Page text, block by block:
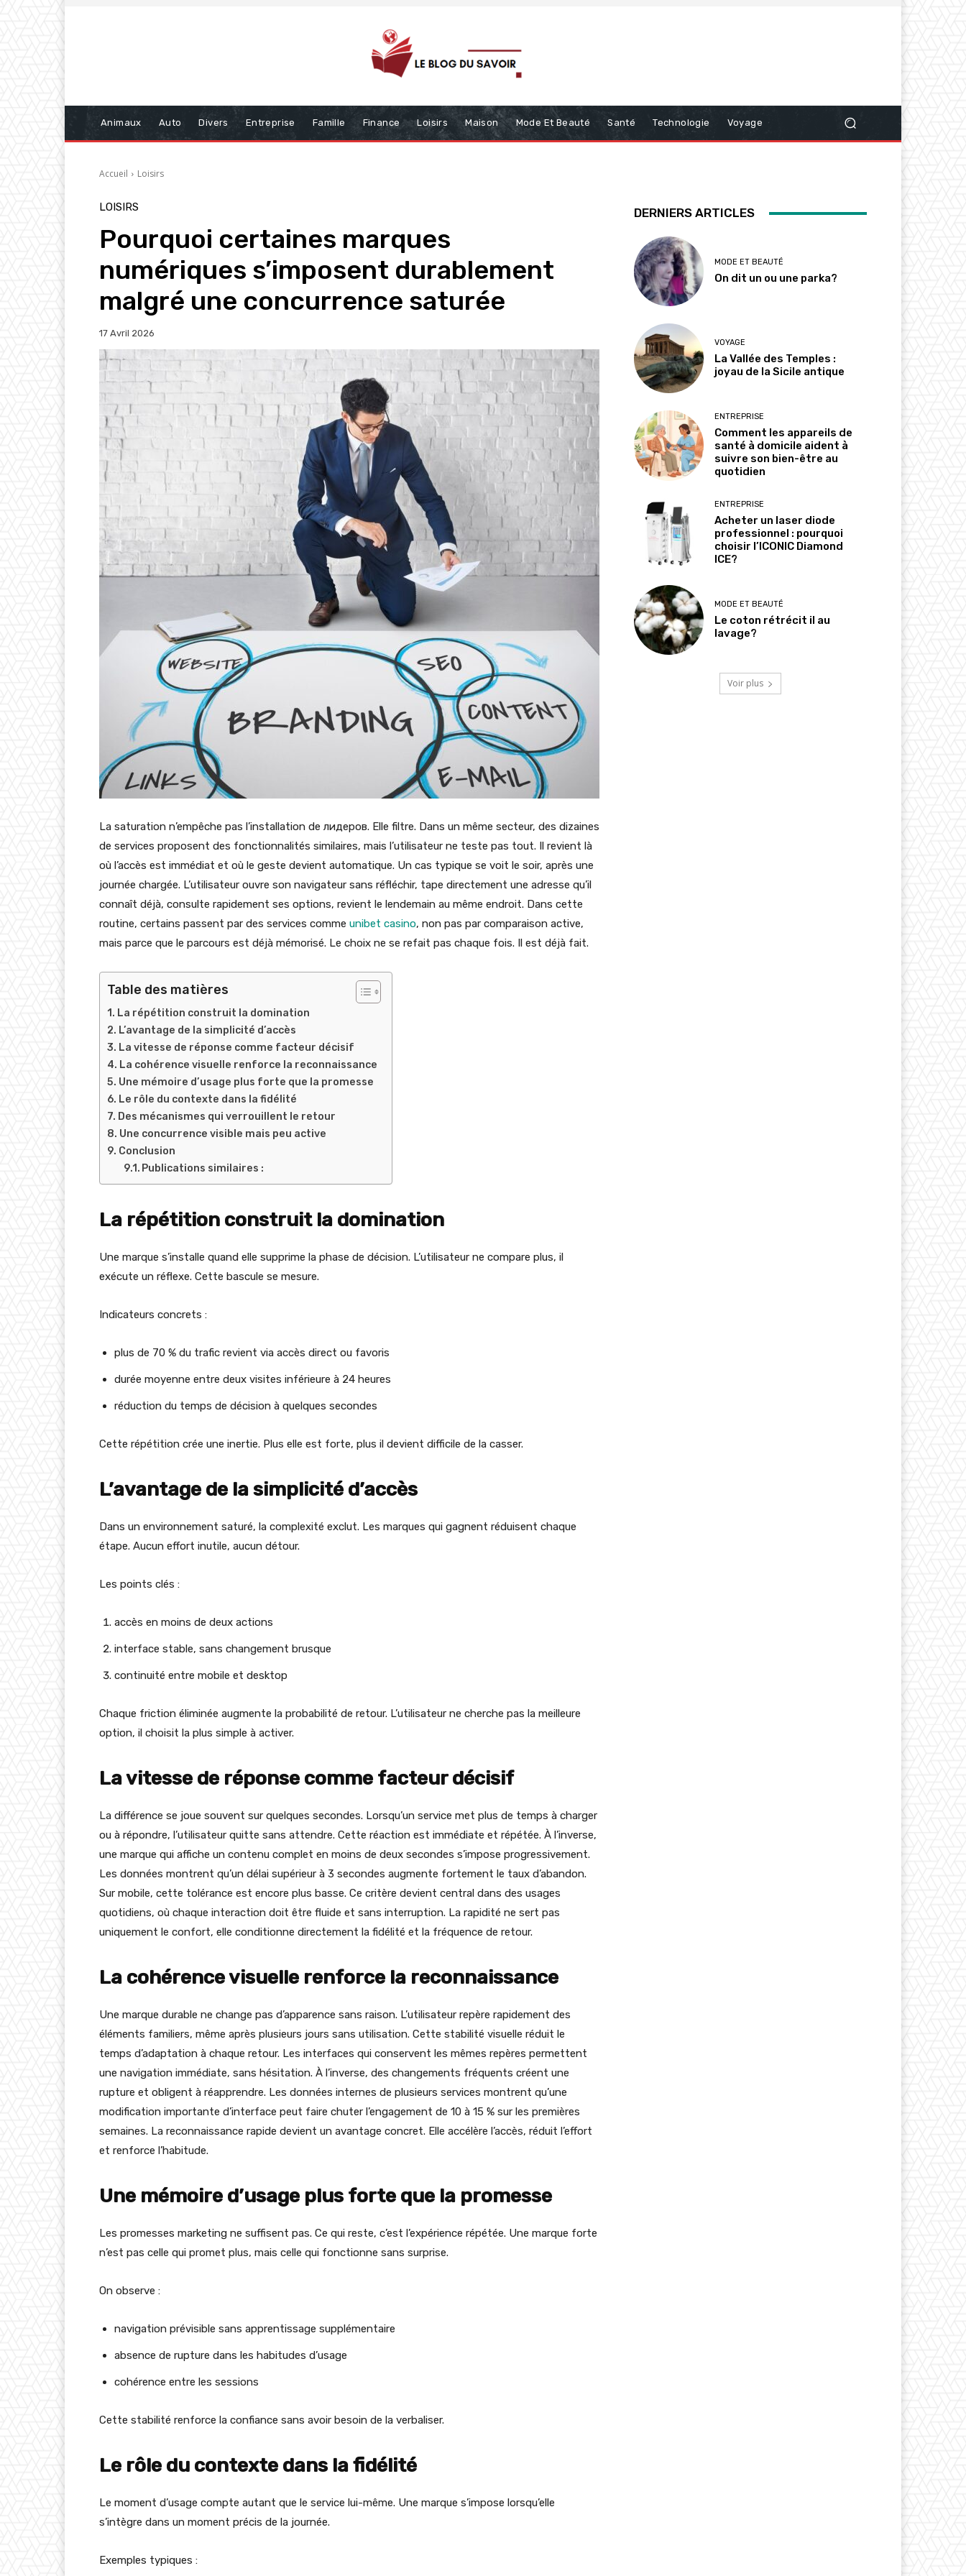
Animaux Auto Divers Entreprise Famille Finance Loisirs Maison Mode Et Beauté Santé Technologie Voyage
Accueil Loisirs
LOISIRS
Pourquoi certaines marques
numériques s’imposent durablement
malgré une concurrence saturée
17 Avril 2026
La saturation n’empêche pas l’installation de лидеров. Elle filtre. Dans un même secteur, des dizaines
de services proposent des fonctionnalités similaires, mais l’utilisateur ne teste pas tout. Il revient là
où l’accès est immédiat et où le geste devient automatique. Un cas typique se voit le soir, après une
journée chargée. L’utilisateur ouvre son navigateur sans réfléchir, tape directement une adresse qu’il
connaît déjà, consulte rapidement ses options, revient le lendemain au même endroit. Dans cette
routine, certains passent par des services comme unibet casino, non pas par comparaison active,
mais parce que le parcours est déjà mémorisé. Le choix ne se refait pas chaque fois. Il est déjà fait.
Table des matières
La répétition construit la domination
L’avantage de la simplicité d’accès
La vitesse de réponse comme facteur décisif
La cohérence visuelle renforce la reconnaissance
Une mémoire d’usage plus forte que la promesse
Le rôle du contexte dans la fidélité
Des mécanismes qui verrouillent le retour
Une concurrence visible mais peu active
Conclusion
Publications similaires :
La répétition construit la domination
Une marque s’installe quand elle supprime la phase de décision. L’utilisateur ne compare plus, il
exécute un réflexe. Cette bascule se mesure.
Indicateurs concrets :
plus de 70 % du trafic revient via accès direct ou favoris
durée moyenne entre deux visites inférieure à 24 heures
réduction du temps de décision à quelques secondes
Cette répétition crée une inertie. Plus elle est forte, plus il devient difficile de la casser.
L’avantage de la simplicité d’accès
Dans un environnement saturé, la complexité exclut. Les marques qui gagnent réduisent chaque
étape. Aucun effort inutile, aucun détour.
Les points clés :
accès en moins de deux actions
interface stable, sans changement brusque
continuité entre mobile et desktop
Chaque friction éliminée augmente la probabilité de retour. L’utilisateur ne cherche pas la meilleure
option, il choisit la plus simple à activer.
La vitesse de réponse comme facteur décisif
La différence se joue souvent sur quelques secondes. Lorsqu’un service met plus de temps à charger
ou à répondre, l’utilisateur quitte sans attendre. Cette réaction est immédiate et répétée. À l’inverse,
une marque qui affiche un contenu complet en moins de deux secondes s’impose progressivement.
Les données montrent qu’un délai supérieur à 3 secondes augmente fortement le taux d’abandon.
Sur mobile, cette tolérance est encore plus basse. Ce critère devient central dans des usages
quotidiens, où chaque interaction doit être fluide et sans interruption. La rapidité ne sert pas
uniquement le confort, elle conditionne directement la fidélité et la fréquence de retour.
La cohérence visuelle renforce la reconnaissance
Une marque durable ne change pas d’apparence sans raison. L’utilisateur repère rapidement des
éléments familiers, même après plusieurs jours sans utilisation. Cette stabilité visuelle réduit le
temps d’adaptation à chaque retour. Les interfaces qui conservent les mêmes repères permettent
une navigation immédiate, sans hésitation. À l’inverse, des changements fréquents créent une
rupture et obligent à réapprendre. Les données internes de plusieurs services montrent qu’une
modification importante d’interface peut faire chuter l’engagement de 10 à 15 % sur les premières
semaines. La reconnaissance rapide devient un avantage concret. Elle accélère l’accès, réduit l’effort
et renforce l’habitude.
Une mémoire d’usage plus forte que la promesse
Les promesses marketing ne suffisent pas. Ce qui reste, c’est l’expérience répétée. Une marque forte
n’est pas celle qui promet plus, mais celle qui fonctionne sans surprise.
On observe :
navigation prévisible sans apprentissage supplémentaire
absence de rupture dans les habitudes d’usage
cohérence entre les sessions
Cette stabilité renforce la confiance sans avoir besoin de la verbaliser.
Le rôle du contexte dans la fidélité
Le moment d’usage compte autant que le service lui-même. Une marque s’impose lorsqu’elle
s’intègre dans un moment précis de la journée.
Exemples typiques :
DERNIERS ARTICLES
MODE ET BEAUTÉ
On dit un ou une parka?
VOYAGE
La Vallée des Temples :
joyau de la Sicile antique
ENTREPRISE
Comment les appareils de
santé à domicile aident à
suivre son bien-être au
quotidien
ENTREPRISE
Acheter un laser diode
professionnel : pourquoi
choisir l’ICONIC Diamond
ICE?
MODE ET BEAUTÉ
Le coton rétrécit il au
lavage?
Voir plus